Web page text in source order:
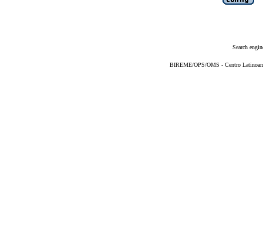
Search
BIREME/OPS/OMS - Centro